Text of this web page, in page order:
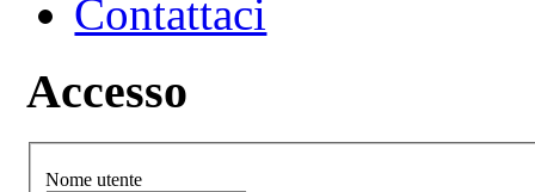
Contattaci
Accesso
Nome utente